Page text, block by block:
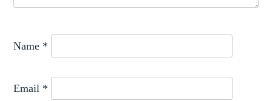
Name *
Email *